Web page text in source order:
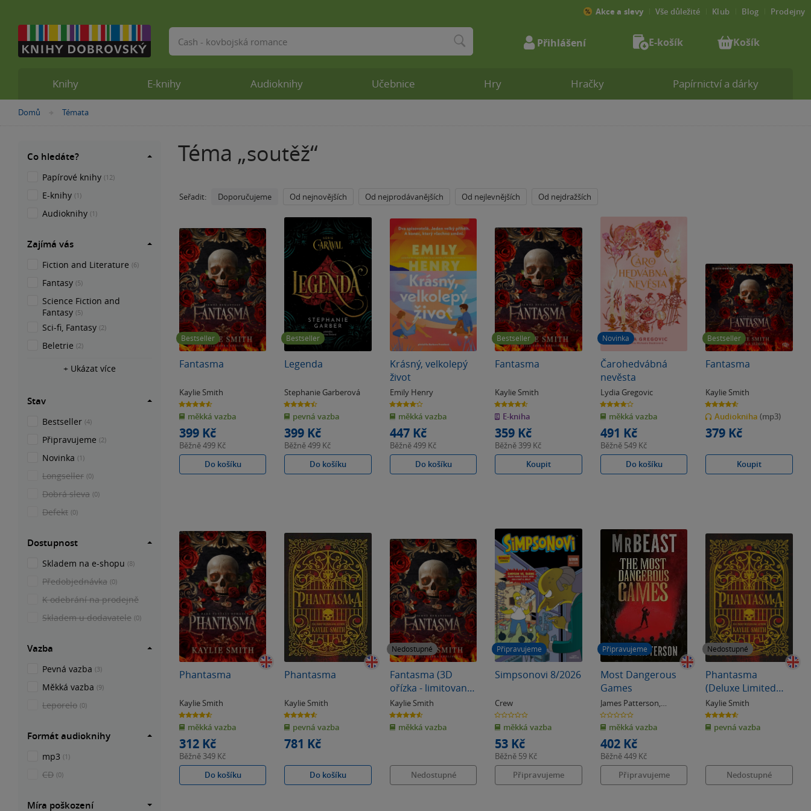
Domů »
Témata
Téma „soutěž“
Seřadit: Doporučujeme Od nejnovějších Od nejprodávanějších Od nejlevnějších Od nejdražších
Bestseller
Fantasma
Kaylie Smith
4.6
z
5
hvězdiček
měkká vazba
399 Kč
Běžně499 Kč
Do košíku
Bestseller
Legenda
Stephanie Garberová
4.4
z
5
hvězdiček
pevná vazba
399 Kč
Běžně499 Kč
Do košíku
Krásný, velkolepý
život
Emily Henry
4.2
z
5
hvězdiček
měkká vazba
447 Kč
Běžně499 Kč
Do košíku
Bestseller
Fantasma
Kaylie Smith
4.6
z
5
hvězdiček
E-kniha
359 Kč
Běžně 399 Kč
Koupit
Novinka
Čarohedvábná
nevěsta
Lydia Gregovic
4.0
z
5
hvězdiček
měkká vazba
491 Kč
Běžně 549 Kč
Do košíku
Bestseller
Fantasma
Kaylie Smith
4.6
z
5
hvězdiček
Audiokniha(mp3)
379 Kč
Koupit
Phantasma
Kaylie Smith
4.6
z
5
hvězdiček
měkká vazba
312 Kč
Běžně 349 Kč
Do košíku
Phantasma
Kaylie Smith
4.6
z
5
hvězdiček
pevná vazba
781 Kč
Do košíku
Nedostupné
Fantasma (3D
ořízka - limitované
sběratelské
vydání)
Kaylie Smith
4.6
z
5
hvězdiček
měkká vazba
Nedostupné
Připravujeme
Simpsonovi 8/2026
Crew
0.0
z
5
hvězdiček
měkká vazba
53 Kč
Běžně 59 Kč
Připravujeme
Připravujeme
Most Dangerous
Games
James Patterson,
MrBeast
0.0
z
5
hvězdiček
měkká vazba
402 Kč
Běžně449 Kč
Připravujeme
Nedostupné
Phantasma
(Deluxe Limited
Edition)
Kaylie Smith
4.6
z
5
hvězdiček
pevná vazba
Nedostupné
Co hledáte?
Papírové knihy (12)
E-knihy (1)
Audioknihy (1)
Zajímá vás
Fiction and Literature (6)
Fantasy (5)
Science Fiction and
Fantasy (5)
Sci-fi, Fantasy (2)
Beletrie (2)
+ Ukázat více
Stav
Bestseller (4)
Připravujeme (2)
Novinka (1)
Longseller (0)
Dobrá sleva (0)
Defekt (0)
Dostupnost
Skladem na e-shopu (8)
Předobjednávka (0)
K odebrání na prodejně
Skladem u dodavatele (0)
Vazba
Pevná vazba (3)
Měkká vazba (9)
Leporelo (0)
Formát audioknihy
mp3 (1)
CD (0)
Míra poškození
Knihy E-knihy Audioknihy Učebnice Hry Hračky Papírnictví a dárky
Akce a slevy Vše důležité Klub Blog Prodejny
Vyhledávání Přihlášení E-košík Košík